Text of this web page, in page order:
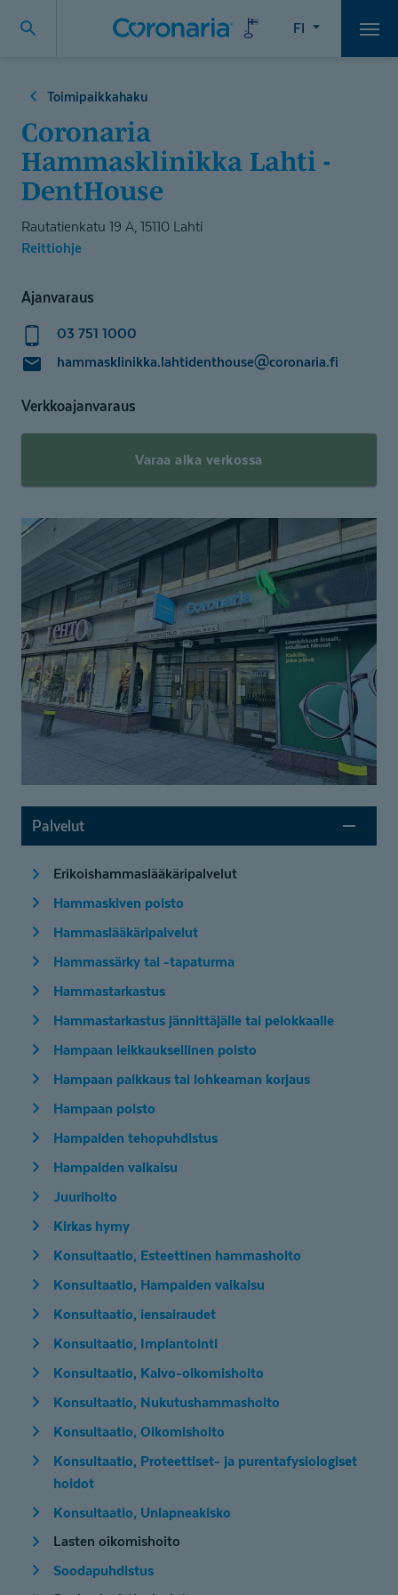
FI
Toimipaikkahaku
Coronaria
Hammasklinikka Lahti -
DentHouse
Rautatienkatu 19 A, 15110 Lahti
Reittiohje
Ajanvaraus
03 751 1000
hammasklinikka.lahtidenthouse@coronaria.fi
Verkkoajanvaraus
Varaa aika verkossa
Palvelut
Erikoishammaslääkäripalvelut
Hammaskiven poisto
Hammaslääkäripalvelut
Hammassärky tai -tapaturma
Hammastarkastus
Hammastarkastus jännittäjälle tai pelokkaalle
Hampaan leikkauksellinen poisto
Hampaan paikkaus tai lohkeaman korjaus
Hampaan poisto
Hampaiden tehopuhdistus
Hampaiden valkaisu
Juurihoito
Kirkas hymy
Konsultaatio, Esteettinen hammashoito
Konsultaatio, Hampaiden valkaisu
Konsultaatio, iensairaudet
Konsultaatio, Implantointi
Konsultaatio, Kalvo-oikomishoito
Konsultaatio, Nukutushammashoito
Konsultaatio, Oikomishoito
Konsultaatio, Proteettiset- ja purentafysiologiset
hoidot
Konsultaatio, Uniapneakisko
Lasten oikomishoito
Soodapuhdistus